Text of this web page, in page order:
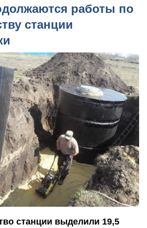
работы по
станции
станции выделили 19,5